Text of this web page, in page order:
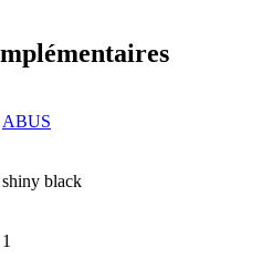
ABUS
shiny black
1